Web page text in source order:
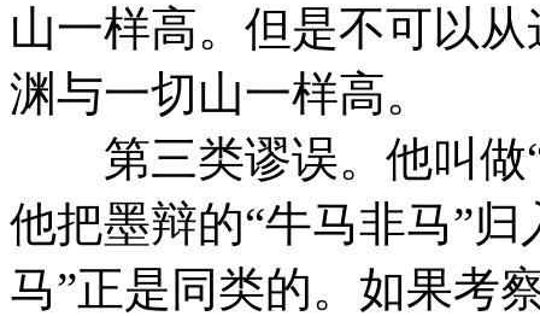
山一样高。但是不可以
渊与一切山一样高。
第三类谬误。他叫做“
他把墨辩的“牛马非马”
马”正是同类的。如果考